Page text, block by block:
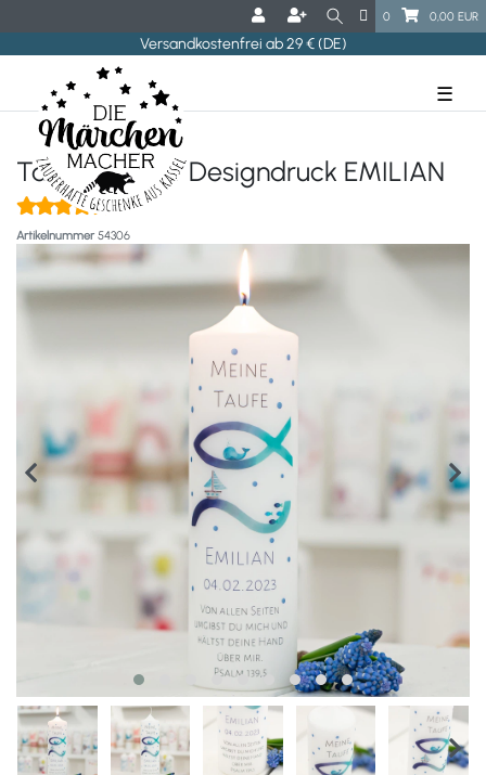
0 0,00 EUR
Versandkostenfrei ab 29 € (DE)
☰
Taufkerze mit Designdruck EMILIAN
(1)
Artikelnummer 54306